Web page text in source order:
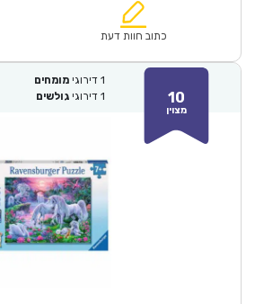
₪100.00.
הוא:
כתוב חוות דעת
10
מצוין
1 דירוגי מומחים
1 דירוגי גולשים